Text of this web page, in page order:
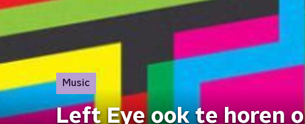
Music
Left Eye ook te horen